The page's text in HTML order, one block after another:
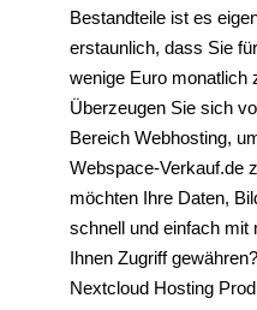
Bestandteile ist es
erstaunlich, dass Sie
wenige Euro monatlich
Überzeugen Sie sich
Bereich Webhosting,
Webspace-Verkauf.de
möchten Ihre Daten,
schnell und einfach mit
Ihnen Zugriff
Nextcloud Hosting